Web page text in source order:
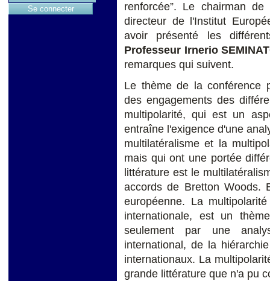
renforcée”. Le chairman
directeur de l'Institut
avoir présenté les
Professeur Irnerio
remarques qui suivent.
Le thème de la conférence
des engagements des
multipolarité, qui est un
entraîne l'exigence d'une
multilatéralisme et la
mais qui ont une portée
littérature est le
accords de Bretton Woods.
européenne. La
internationale, est un
seulement par une
international, de la
internationaux. La
grande littérature que n'a pu